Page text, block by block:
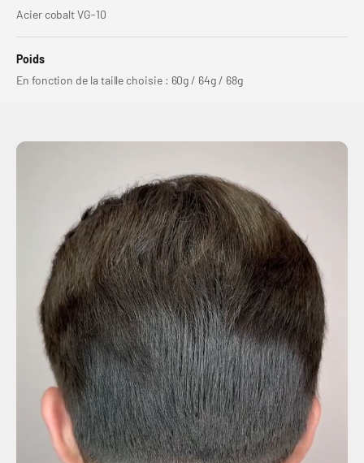
Acier cobalt VG-10
Poids
En fonction de la taille choisie : 60g / 64g / 68g